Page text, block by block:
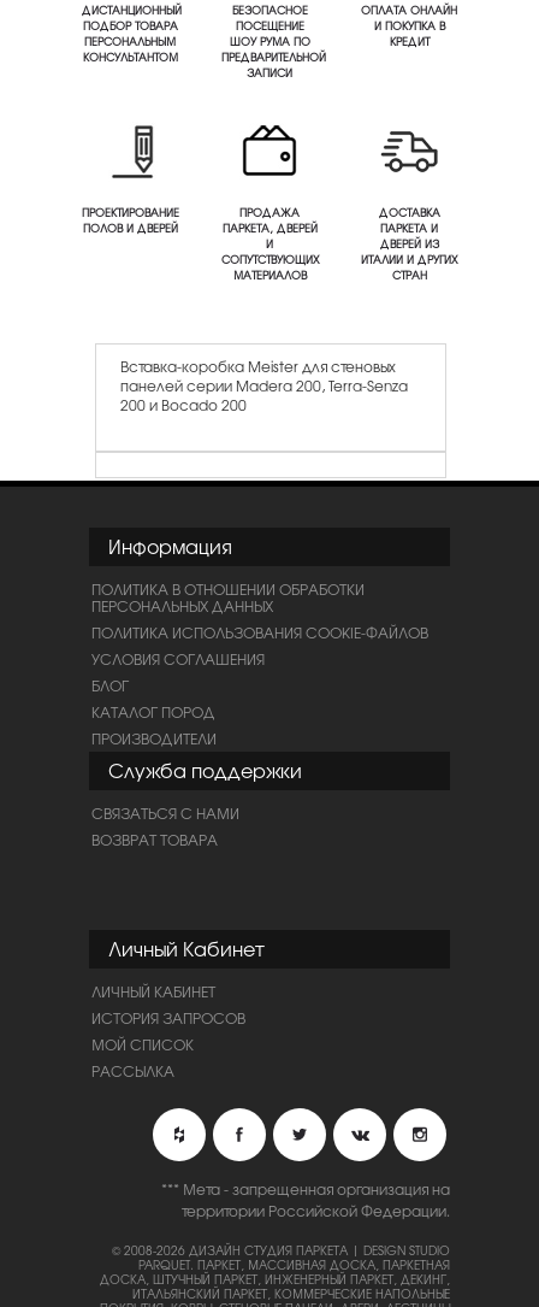
ДИСТАНЦИОННЫЙ
ПОДБОР ТОВАРА
ПЕРСОНАЛЬНЫМ
КОНСУЛЬТАНТОМ
БЕЗОПАСНОЕ
ПОСЕЩЕНИЕ
ШОУ РУМА ПО
ПРЕДВАРИТЕЛЬНОЙ
ЗАПИСИ
ОПЛАТА ОНЛАЙН
И ПОКУПКА В
КРЕДИТ
ПРОЕКТИРОВАНИЕ
ПОЛОВ И ДВЕРЕЙ
ПРОДАЖА
ПАРКЕТА, ДВЕРЕЙ
И
СОПУТСТВУЮЩИХ
МАТЕРИАЛОВ
ДОСТАВКА
ПАРКЕТА И
ДВЕРЕЙ ИЗ
ИТАЛИИ И ДРУГИХ
СТРАН
Вставка-коробка Meister для стеновых
панелей серии Madera 200, Terra-Senza
200 и Bocado 200
Информация
ПОЛИТИКА В ОТНОШЕНИИ ОБРАБОТКИ
ПЕРСОНАЛЬНЫХ ДАННЫХ
ПОЛИТИКА ИСПОЛЬЗОВАНИЯ COOKIE-ФАЙЛОВ
УСЛОВИЯ СОГЛАШЕНИЯ
БЛОГ
КАТАЛОГ ПОРОД
ПРОИЗВОДИТЕЛИ
Служба поддержки
СВЯЗАТЬСЯ С НАМИ
ВОЗВРАТ ТОВАРА
Личный Кабинет
ЛИЧНЫЙ КАБИНЕТ
ИСТОРИЯ ЗАПРОСОВ
МОЙ СПИСОК
РАССЫЛКА
*** Мета - запрещенная организация на
территории Российской Федерации.
© 2008-2026 ДИЗАЙН СТУДИЯ ПАРКЕТА | DESIGN STUDIO
PARQUET. ПАРКЕТ, МАССИВНАЯ ДОСКА, ПАРКЕТНАЯ
ДОСКА, ШТУЧНЫЙ ПАРКЕТ, ИНЖЕНЕРНЫЙ ПАРКЕТ, ДЕКИНГ,
ИТАЛЬЯНСКИЙ ПАРКЕТ, КОММЕРЧЕСКИЕ НАПОЛЬНЫЕ